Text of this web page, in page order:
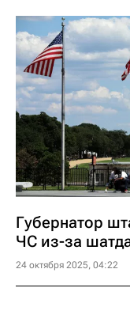
Губернатор
ЧС из-за
24 октября 2025, 04:22